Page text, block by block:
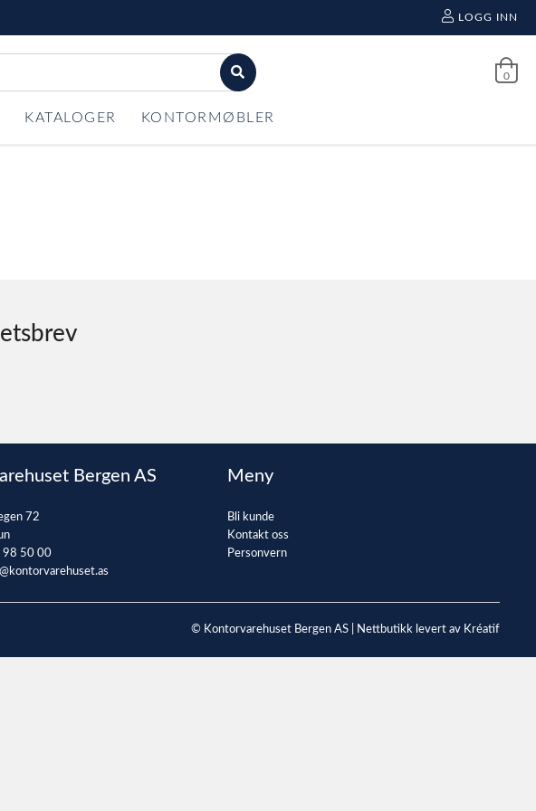
LOGG INN
0
KATALOGER KONTORMØBLER
Bergen AS
72
98 50 00
Meny
Bli kunde
Kontakt oss
Personvern
© Kontorvarehuset Bergen AS | Nettbutikk levert av Kréatif